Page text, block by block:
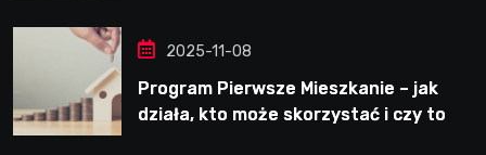
2025-11-08
Program Pierwsze Mieszkanie – jak
działa, kto może skorzystać i czy to